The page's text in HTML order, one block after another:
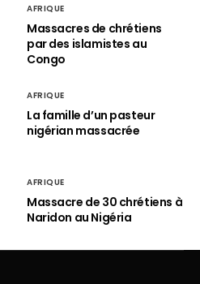
AFRIQUE
Massacres de chrétiens
par des islamistes au
Congo
AFRIQUE
La famille d’un pasteur
nigérian massacrée
AFRIQUE
Massacre de 30 chrétiens à
Naridon au Nigéria